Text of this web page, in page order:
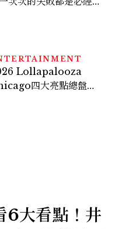
Lollapalooza
四大亮點總盤
6大看點！井